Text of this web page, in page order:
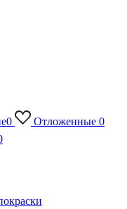
0 Отложенные 0